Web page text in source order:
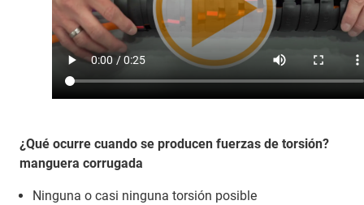
¿Qué ocurre cuando se producen fuerzas de torsión?
manguera corrugada
Ninguna o casi ninguna torsión posible